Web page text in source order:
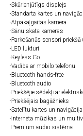
-Skārienjūtīgs displejs
-Standarta kartes un
-Atpakaļgaitas kamera
-Sānu skata kameras
-Parkošanās sensori
-LED lukturi
-Keyless Go
-Vadība ar mobilo telefonu
-Bluetooth hands-free
-Bluetooth audio
-Priekšējie sēdekļi ar
-Priekšējais bagāžnieks
-Satelītu kartes un
-Interneta mūzikas un
-Premium audio sistēma